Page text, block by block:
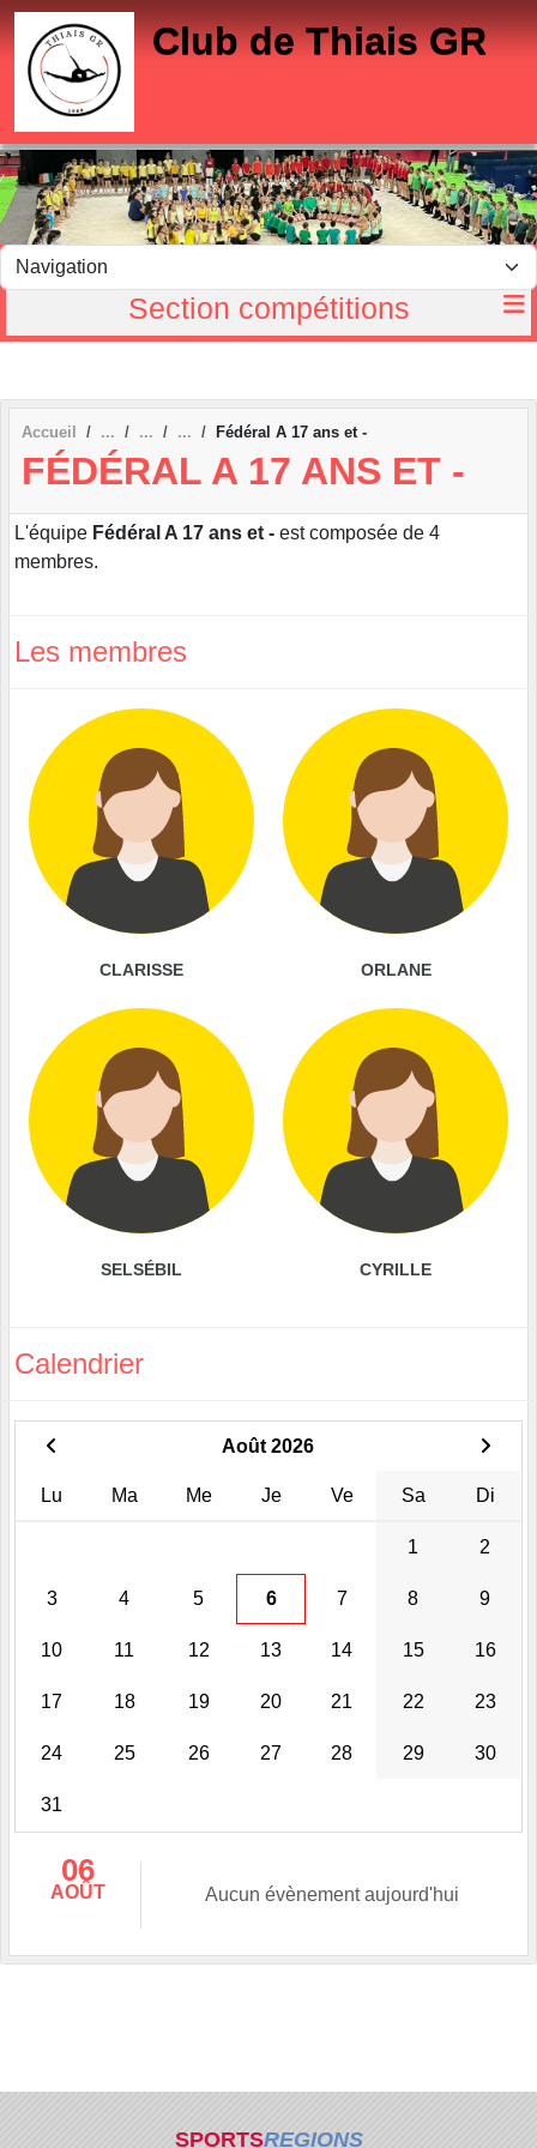
Club de Thiais GR
Section compétitions
Accueil Fédéral A 17 ans et -
FÉDÉRAL A 17 ANS ET -
L'équipe Fédéral A 17 ans et - est composée de 4
membres.
Les membres
CLARISSE ORLANE
SELSÉBIL CYRILLE
Calendrier
Août 2026
Lu Ma Me Je Ve Sa Di
1 2
3 4 5 6 7 8 9
10 11 12 13 14 15 16
17 18 19 20 21 22 23
24 25 26 27 28 29 30
31
06
AOÛT Aucun évènement aujourd'hui
SPORTSREGIONS
Panneau de gestion des cookies